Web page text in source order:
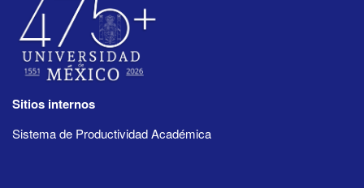
Sitios internos
Sistema de Productividad Académica